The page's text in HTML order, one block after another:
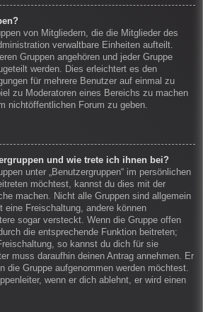
von Mitgliedern, die die Mitglieder des
verwaltbare Einheiten aufteilt.
Gruppen angehören und jeder Gruppe
werden. Dies erleichtert es den
für mehrere Benutzer auf einmal zu
zu Moderatoren eines Bereichs zu machen
nichtöffentlichen Forum zu geben.
und wie trete ich ihnen bei?
unter „Benutzergruppen“ im persönlichen
möchtest, kannst du dies mit der
machen. Nicht alle Gruppen sind allgemein
eine Freischaltung, andere können
sogar versteckt. Wenn die Gruppe offen
die entsprechende Funktion beitreten;
so kannst du dich für sie
muss daraufhin deinen Antrag annehmen. Er
die Gruppe aufgenommen werden möchtest.
wenn er dich ablehnt, er wird einen